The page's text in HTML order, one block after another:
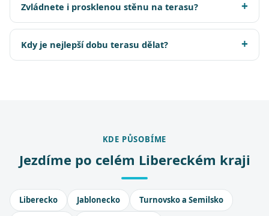
Zvládnete i prosklenou stěnu na terasu?
Kdy je nejlepší dobu terasu dělat?
KDE PŮSOBÍME
Jezdíme po celém Libereckém kraji
Liberecko Jablonecko Turnovsko a Semilsko